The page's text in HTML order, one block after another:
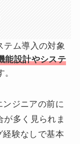
テム導入の対象
能設計やシステ
ンジニアの前に
多く見られま
験なしで基本